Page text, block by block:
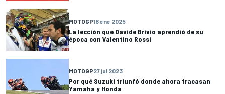
MOTOGP18 ene 2025
La lección que Davide Brivio aprendió de su
época con Valentino Rossi
MOTOGP27 jul 2023
Por qué Suzuki triunfó donde ahora fracasan
Yamaha y Honda